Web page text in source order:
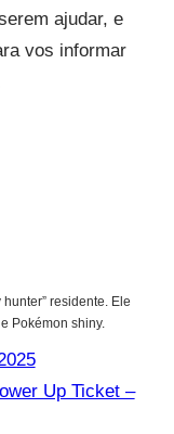
ajudar, e
vos informar
residente. Ele
Pokémon shiny.
Up Ticket –